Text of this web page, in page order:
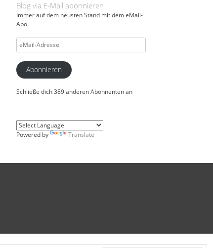
Blog via E-Mail abonnieren
Immer auf dem neusten Stand mit dem eMail-
Abo.
eMail-
Adresse
Abonnieren
Schließe dich 389 anderen Abonnenten an
Powered by Translate